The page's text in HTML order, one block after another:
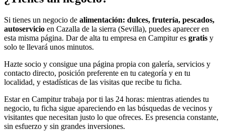
Si tienes un negocio de alimentación: dulces, frutería, pescados,
autoservicio en Cazalla de la sierra (Sevilla), puedes aparecer en
esta misma página. Dar de alta tu empresa en Campitur es gratis y
solo te llevará unos minutos.
Hazte socio y consigue una página propia con galería, servicios y
contacto directo, posición preferente en tu categoría y en tu
localidad, y estadísticas de las visitas que recibe tu ficha.
Estar en Campitur trabaja por ti las 24 horas: mientras atiendes tu
negocio, tu ficha sigue apareciendo en las búsquedas de vecinos y
visitantes que necesitan justo lo que ofreces. Es presencia constante,
sin esfuerzo y sin grandes inversiones.